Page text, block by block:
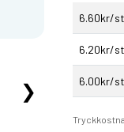
❯
6.60kr/st
6.20kr/st
6.00kr/st